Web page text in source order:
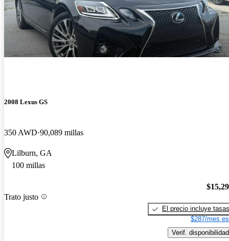
2008 Lexus GS
350 AWD 90,089 millas
Lilburn, GA
100 millas
Trato justo
El precio incluye tasas
$287/mes
Verif. disponibilidad